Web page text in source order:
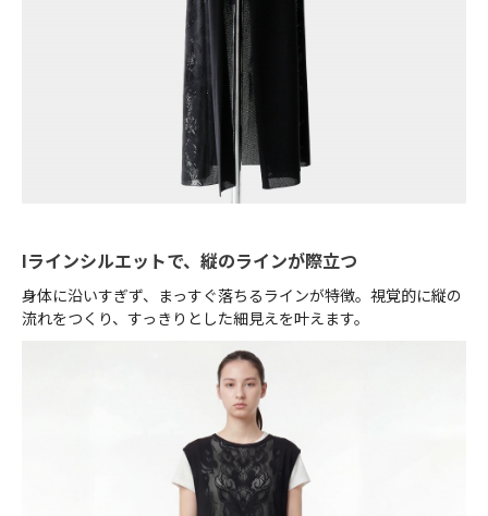
Iラインシルエットで、縦のラインが際立つ
身体に沿いすぎず、まっすぐ落ちるラインが特徴。視覚的に縦の
流れをつくり、すっきりとした細見えを叶えます。